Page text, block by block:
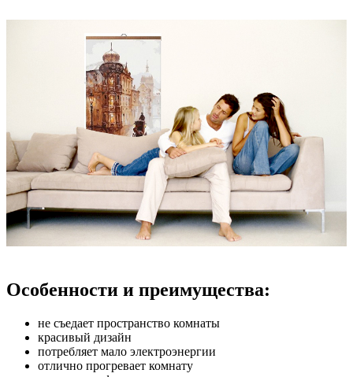
Особенности и преимущества:
не съедает пространство комнаты
красивый дизайн
потребляет мало электроэнергии
отлично прогревает комнату